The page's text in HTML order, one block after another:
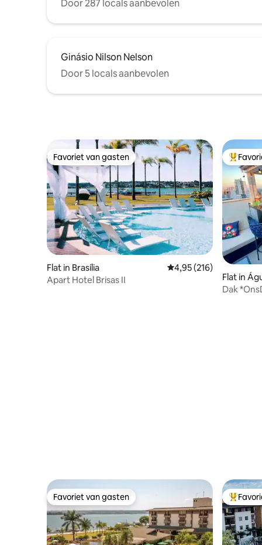
Door 287 locals aanbevolen
Ginásio Nilson Nelson
Door 5 locals aanbevolen
Favoriet van gasten
Favoriet van gasten
Flat in Brasília Gemiddelde
4,95 (216)
Apart Hotel Brisas II
Flat in
Dak
Favoriet van gasten
Favoriet van gasten